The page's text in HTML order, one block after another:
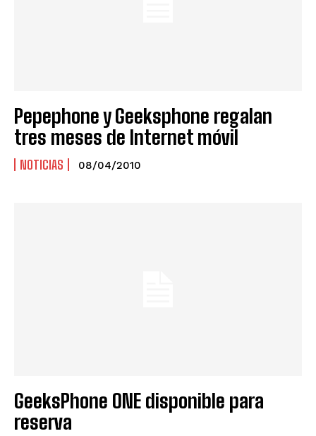
Pepephone y Geeksphone regalan
tres meses de Internet móvil
NOTICIAS 08/04/2010
GeeksPhone ONE disponible para
reserva